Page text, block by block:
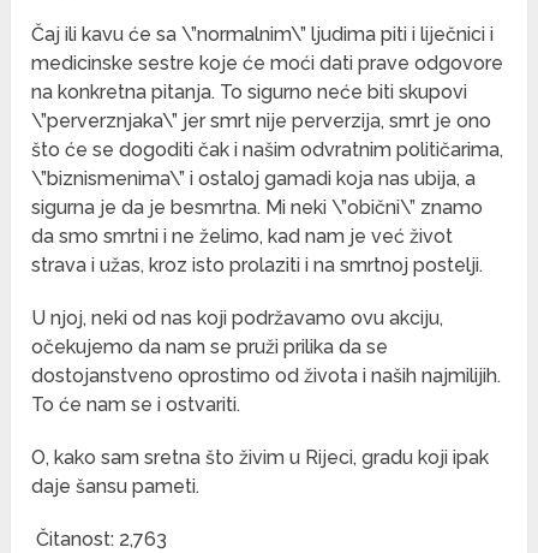
Čaj ili kavu će sa \”normalnim\” ljudima piti i liječnici i
medicinske sestre koje će moći dati prave odgovore
na konkretna pitanja. To sigurno neće biti skupovi
\”perverznjaka\” jer smrt nije perverzija, smrt je ono
što će se dogoditi čak i našim odvratnim političarima,
\”biznismenima\” i ostaloj gamadi koja nas ubija, a
sigurna je da je besmrtna. Mi neki \”obični\” znamo
da smo smrtni i ne želimo, kad nam je već život
strava i užas, kroz isto prolaziti i na smrtnoj postelji.
U njoj, neki od nas koji podržavamo ovu akciju,
očekujemo da nam se pruži prilika da se
dostojanstveno oprostimo od života i naših najmilijih.
To će nam se i ostvariti.
O, kako sam sretna što živim u Rijeci, gradu koji ipak
daje šansu pameti.
Čitanost: 2,763